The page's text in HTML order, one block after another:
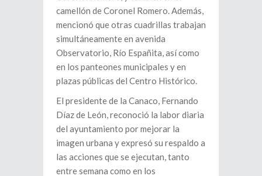
camellón de Coronel Romero. Además,
mencionó que otras cuadrillas trabajan
simultáneamente en avenida
Observatorio, Río Españita, así como
en los panteones municipales y en
plazas públicas del Centro Histórico.
El presidente de la Canaco, Fernando
Díaz de León, reconoció la labor diaria
del ayuntamiento por mejorar la
imagen urbana y expresó su respaldo a
las acciones que se ejecutan, tanto
entre semana como en los